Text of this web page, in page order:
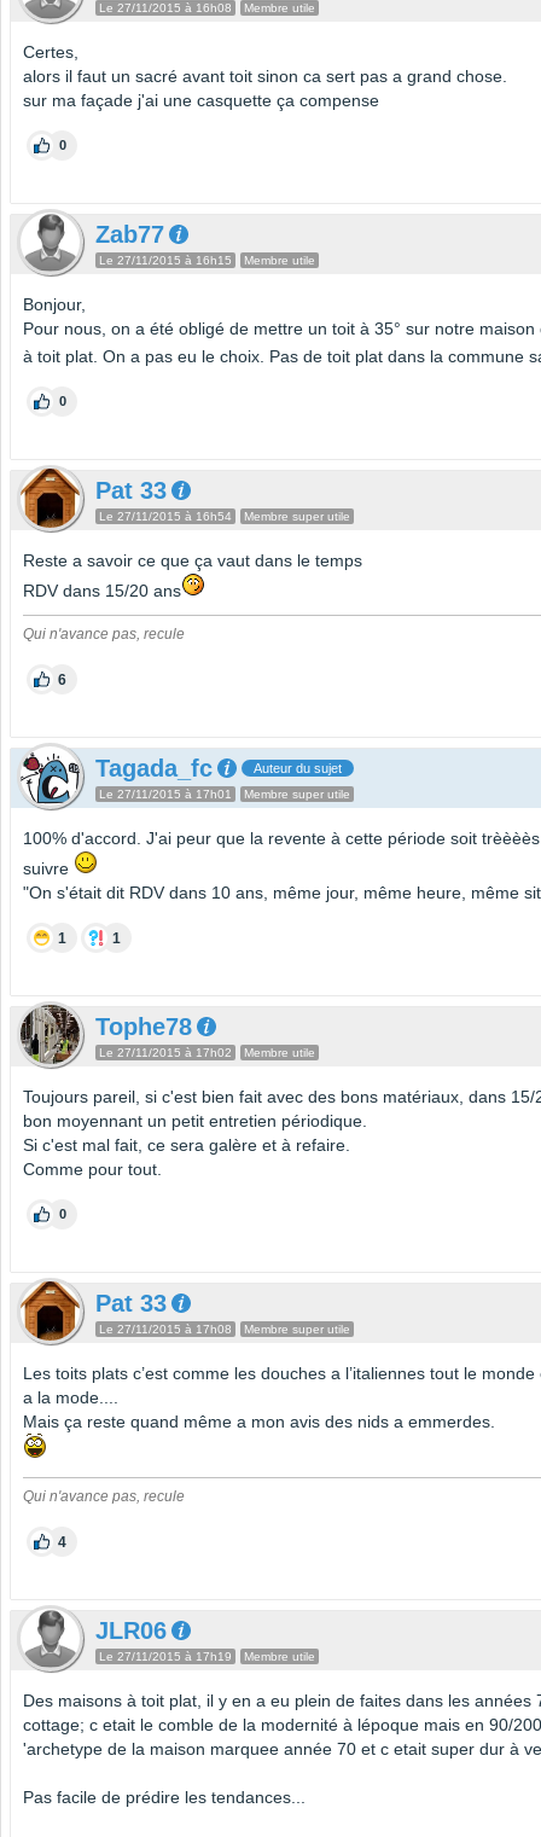
Le 27/11/2015 à 16h08 Membre utile
Certes,
alors il faut un sacré avant toit sinon ca sert pas a grand chose.
sur ma façade j'ai une casquette ça compense
0
Zab77
Le 27/11/2015 à 16h15 Membre utile
Bonjour,
Pour nous, on a été obligé de mettre un toit à 35° sur notre
à toit plat. On a pas eu le choix. Pas de toit plat dans la commune
0
Pat 33
Le 27/11/2015 à 16h54 Membre super utile
Reste a savoir ce que ça vaut dans le temps
RDV dans 15/20 ans
Qui n'avance pas, recule
6
Tagada_fc Auteur du sujet
Le 27/11/2015 à 17h01 Membre super utile
100% d'accord. J'ai peur que la revente à cette période soit
suivre
"On s'était dit RDV dans 10 ans, même jour, même heure, même
1 1
Tophe78
Le 27/11/2015 à 17h02 Membre utile
Toujours pareil, si c'est bien fait avec des bons matériaux, dans 15/
bon moyennant un petit entretien périodique.
Si c'est mal fait, ce sera galère et à refaire.
Comme pour tout.
0
Pat 33
Le 27/11/2015 à 17h08 Membre super utile
Les toits plats c’est comme les douches a l’italiennes tout le monde
a la mode....
Mais ça reste quand même a mon avis des nids a emmerdes.
Qui n'avance pas, recule
4
JLR06
Le 27/11/2015 à 17h19 Membre utile
Des maisons à toit plat, il y en a eu plein de faites dans les années
cottage; c etait le comble de la modernité à lépoque mais en 90/
'archetype de la maison marquee année 70 et c etait super dur à
Pas facile de prédire les tendances...